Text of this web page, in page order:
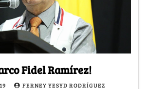
Fidel Ramírez!
FERNEY YESYD RODRÍGUEZ